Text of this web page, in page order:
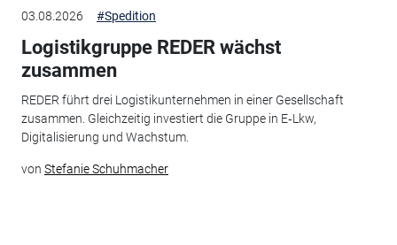
03.08.2026 #Spedition
Logistikgruppe REDER wächst
zusammen
REDER führt drei Logistikunternehmen in einer Gesellschaft
zusammen. Gleichzeitig investiert die Gruppe in E‑Lkw,
Digitalisierung und Wachstum.
von Stefanie Schuhmacher